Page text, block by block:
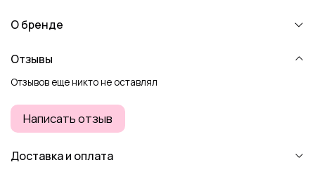
О бренде
Отзывы
Отзывов еще никто не оставлял
Написать отзыв
Доставка и оплата